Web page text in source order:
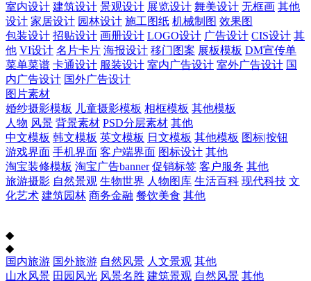
室内设计 建筑设计 景观设计 展览设计 舞美设计 无框画 其他
设计 家居设计 园林设计 施工图纸 机械制图 效果图
包装设计 招贴设计 画册设计 LOGO设计 广告设计 CIS设计 其
他 VI设计 名片卡片 海报设计 移门图案 展板模板 DM宣传单
菜单菜谱 卡通设计 服装设计 室内广告设计 室外广告设计 国
内广告设计 国外广告设计
图片素材
婚纱摄影模板 儿童摄影模板 相框模板 其他模板
人物 风景 背景素材 PSD分层素材 其他
中文模板 韩文模板 英文模板 日文模板 其他模板 图标|按钮
游戏界面 手机界面 客户端界面 图标设计 其他
淘宝装修模板 淘宝广告banner 促销标签 客户服务 其他
旅游摄影 自然景观 生物世界 人物图库 生活百科 现代科技 文
化艺术 建筑园林 商务金融 餐饮美食 其他
◆
◆
国内旅游 国外旅游 自然风景 人文景观 其他
山水风景 田园风光 风景名胜 建筑景观 自然风景 其他